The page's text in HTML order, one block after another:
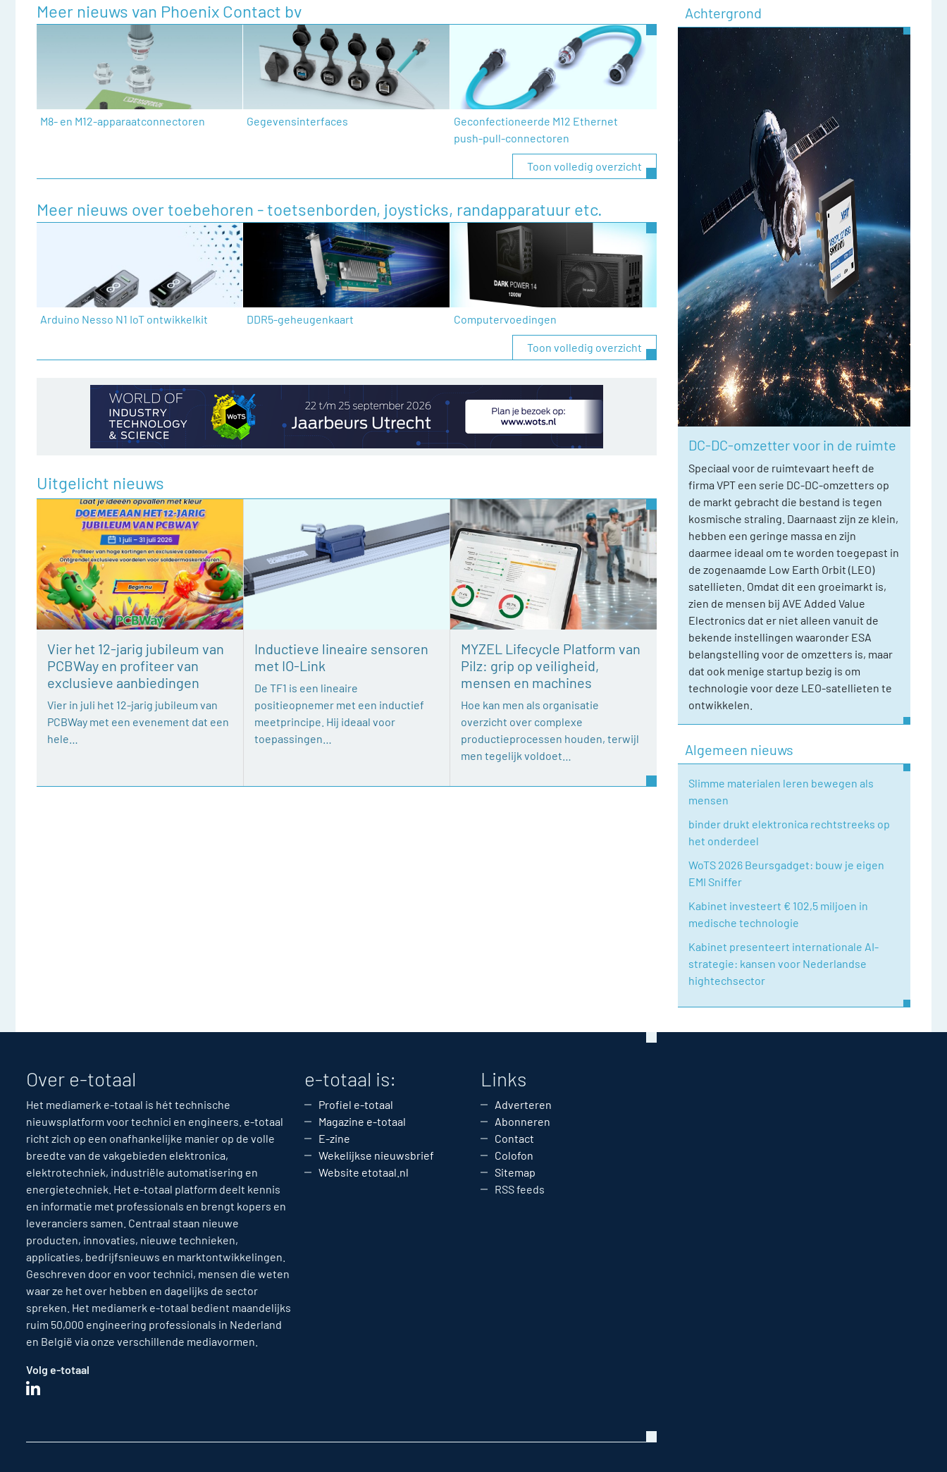
Meer nieuws van Phoenix Contact bv
M8- en M12-apparaatconnectoren Gegevensinterfaces
Geconfectioneerde M12 Ethernet
push-pull-connectoren
Toon volledig overzicht
Meer nieuws over toebehoren - toetsenborden, joysticks, randapparatuur etc.
Arduino Nesso N1 IoT ontwikkelkit DDR5-geheugenkaart Computervoedingen
Toon volledig overzicht
Uitgelicht nieuws
Vier het 12-jarig jubileum van
PCBWay en profiteer van
exclusieve aanbiedingen
Vier in juli het 12-jarig jubileum van
PCBWay met een evenement dat een
hele…
Inductieve lineaire sensoren
met IO-Link
De TF1 is een lineaire
positieopnemer met een inductief
meetprincipe. Hij ideaal voor
toepassingen…
MYZEL Lifecycle Platform van
Pilz: grip op veiligheid,
mensen en machines
Hoe kan men als organisatie
overzicht over complexe
productieprocessen houden, terwijl
men tegelijk voldoet…
Achtergrond
DC-DC-omzetter voor in de ruimte
Speciaal voor de ruimtevaart heeft de
firma VPT een serie DC-DC-omzetters op
de markt gebracht die bestand is tegen
kosmische straling. Daarnaast zijn ze klein,
hebben een geringe massa en zijn
daarmee ideaal om te worden toegepast in
de zogenaamde Low Earth Orbit (LEO)
satellieten. Omdat dit een groeimarkt is,
zien de mensen bij AVE Added Value
Electronics dat er niet alleen vanuit de
bekende instellingen waaronder ESA
belangstelling voor de omzetters is, maar
dat ook menige startup bezig is om
technologie voor deze LEO-satellieten te
ontwikkelen.
Algemeen nieuws
Slimme materialen leren bewegen als
mensen
binder drukt elektronica rechtstreeks op
het onderdeel
WoTS 2026 Beursgadget: bouw je eigen
EMI Sniffer
Kabinet investeert € 102,5 miljoen in
medische technologie
Kabinet presenteert internationale AI-
strategie: kansen voor Nederlandse
hightechsector
Over e-totaal
Het mediamerk e-totaal is hét technische
nieuwsplatform voor technici en engineers. e-totaal
richt zich op een onafhankelijke manier op de volle
breedte van de vakgebieden elektronica,
elektrotechniek, industriële automatisering en
energietechniek. Het e-totaal platform deelt kennis
en informatie met professionals en brengt kopers en
leveranciers samen. Centraal staan nieuwe
producten, innovaties, nieuwe technieken,
applicaties, bedrijfsnieuws en marktontwikkelingen.
Geschreven door en voor technici, mensen die weten
waar ze het over hebben en dagelijks de sector
spreken. Het mediamerk e-totaal bedient maandelijks
ruim 50,000 engineering professionals in Nederland
en België via onze verschillende mediavormen.
Volg e-totaal
e-totaal is:
Profiel e-totaal
Magazine e-totaal
E-zine
Wekelijkse nieuwsbrief
Website etotaal.nl
Links
Adverteren
Abonneren
Contact
Colofon
Sitemap
RSS feeds